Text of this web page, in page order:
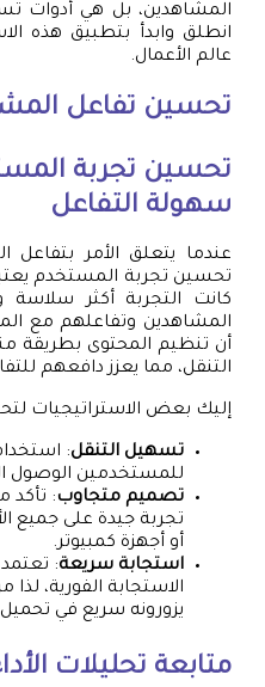
المشاهدين، بل هي أدوات
انطلق وابدأ بتطبيق هذه
عالم الأعمال.
تحسين تفاعل
تحسين تجربة
سهولة التفاعل
عندما يتعلق الأمر بتفاعل
تحسين تجربة المستخدم
كانت التجربة أكثر سلاسة
المشاهدين وتفاعلهم مع
أن تنظيم المحتوى بطريقة
التنقل، مما يعزز دافعهم
إليك بعض الاستراتيجيات
تسهيل التنقل:
للمستخدمين الوصول
تصميم متجاوب: تأكد
تجربة جيدة على جميع
أو أجهزة كمبيوتر.
استجابة سريعة:
الاستجابة الفورية،
يزورونه سريع في
متابعة تحليلات